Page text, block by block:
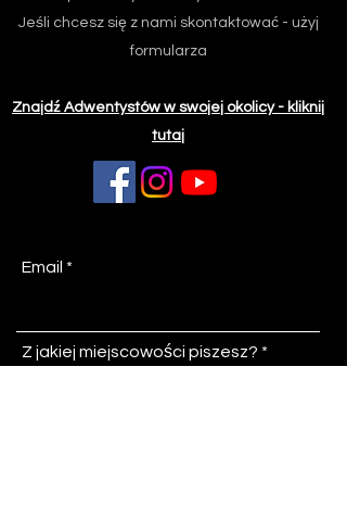
Jeśli chcesz się z nami skontaktować - użyj
formularza
Znajdź Adwentystów w swojej okolicy - kliknij
tutaj
Email
Z jakiej miejscowości piszesz?